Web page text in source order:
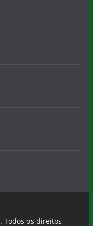
. Todos os direitos